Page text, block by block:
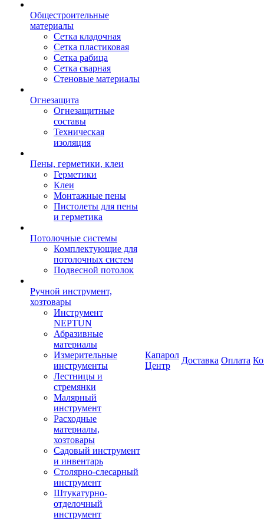
Общестроительные
материалы
Сетка кладочная
Сетка пластиковая
Сетка рабица
Сетка сварная
Стеновые материалы
Огнезащита
Огнезащитные
составы
Техническая
изоляция
Пены, герметики, клеи
Герметики
Клеи
Монтажные пены
Пистолеты для пены
и герметика
Потолочные системы
Комплектующие для
потолочных систем
Подвесной потолок
Ручной инструмент,
хозтовары
Инструмент
NEPTUN
Абразивные
материалы
Измерительные
инструменты
Лестницы и
стремянки
Малярный
инструмент
Расходные
материалы,
хозтовары
Садовый инструмент
и инвентарь
Столярно-слесарный
инструмент
Штукатурно-
отделочный
инструмент
Капарол
Центр
Доставка Оплата